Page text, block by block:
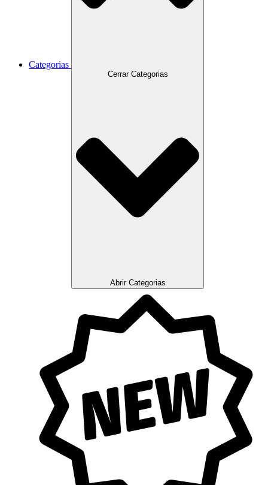
Categorias
Cerrar Categorias
Abrir Categorias